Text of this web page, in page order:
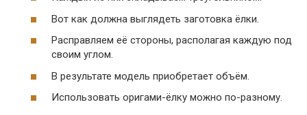
Вот как должна выглядеть заготовка ёлки.
Расправляем её стороны, располагая каждую под
своим углом.
В результате модель приобретает объём.
Использовать оригами-ёлку можно по-разному.